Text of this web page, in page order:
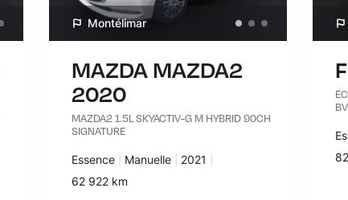
Montélimar
MAZDA MAZDA2
2020
MAZDA2 1.5L SKYACTIV-G M HYBRID 90CH
SIGNATURE
Carburant :
Essence Transmission :
Manuelle Années :
2021
Kilomètres :
62 922 km